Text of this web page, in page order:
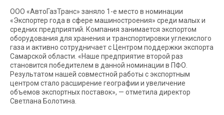
ООО «АвтоГазТранс» заняло 1-е место в номинации
«Экспортер года в сфере машиностроения» среди малых и
средних предприятий. Компания занимается экспортом
оборудования для хранения и транспортировки углекислого
газа и активно сотрудничает с Центром поддержки экспорта
Самарской области. «Наше предприятие второй раз
становится победителем в данной номинации в ПФО.
Результатом нашей совместной работы с экспортным
центром стало расширение географии и увеличение
объемов экспортных поставок», — отметила директор
Светлана Болотина.